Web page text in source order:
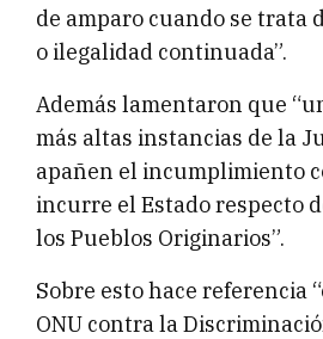
de amparo cuando se trata
o ilegalidad continuada”.
Además lamentaron que
más altas instancias de la
apañen el incumplimiento
incurre el Estado respecto
los Pueblos Originarios”.
Sobre esto hace referencia
ONU contra la